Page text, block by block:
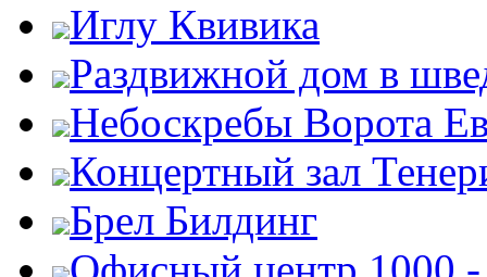
Иглу Квивика
Раздвижной дом в
Небоскребы Ворота
Концертный зал
Брел Билдинг